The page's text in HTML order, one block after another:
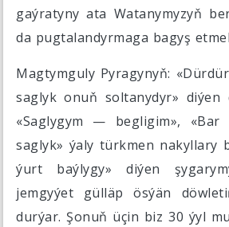
gaýratyny ata Watanymyzyň
da pugtalandyrmaga bagyş
Magtymguly Pyragynyň:
saglyk onuň soltanydyr» diýen
«Saglygym — begligim»,
saglyk» ýaly türkmen nakyllary
ýurt baýlygy» diýen
jemgyýet gülläp ösýän
durýar. Şonuň üçin biz 30 ýyl